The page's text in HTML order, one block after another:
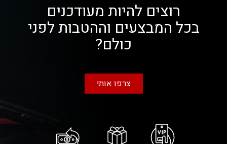
רוצים להיות מעודכנים
בכל המבצעים וההטבות לפני
כולם?
צרפו אותי